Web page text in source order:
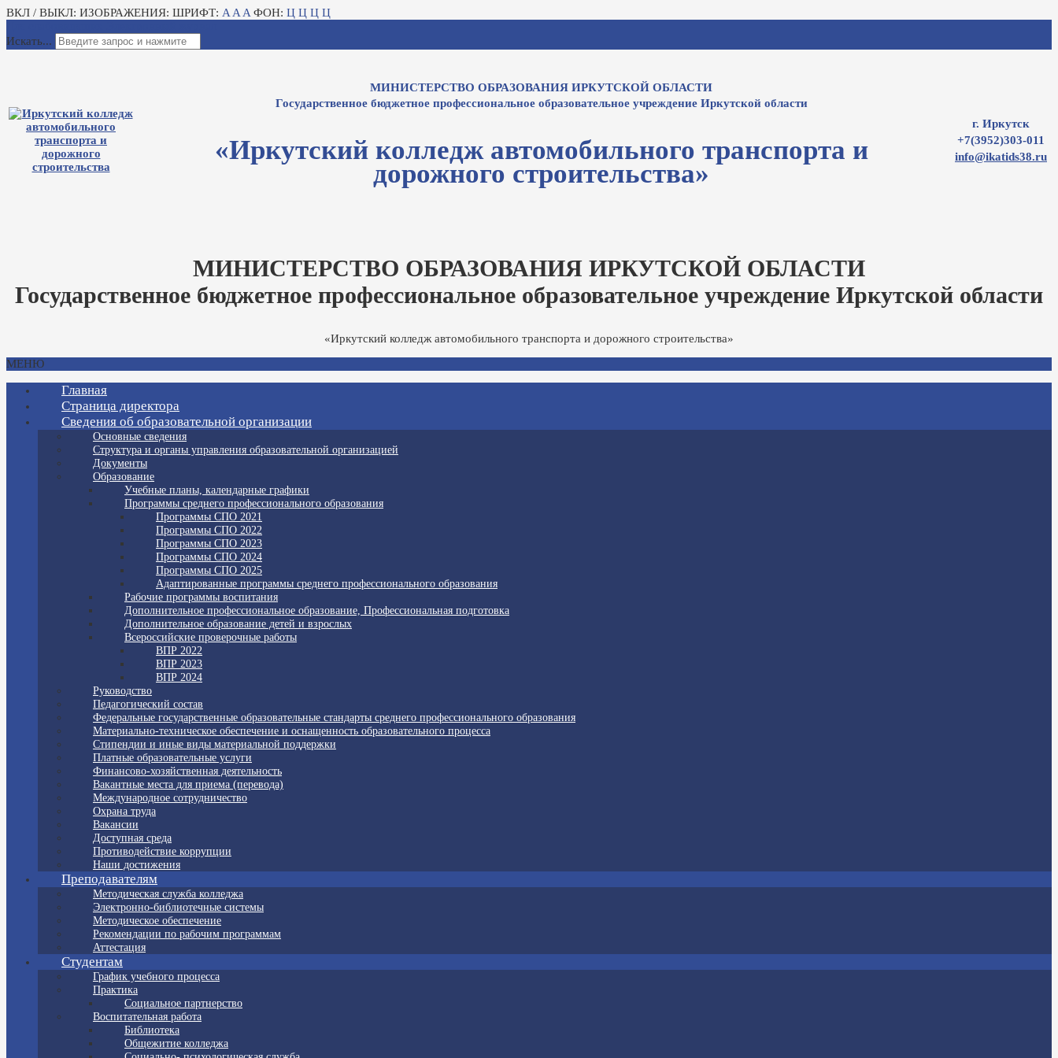
ВКЛ / ВЫКЛ: ИЗОБРАЖЕНИЯ: ШРИФТ: A A A ФОН: Ц Ц Ц Ц
Искать...
МИНИСТЕРСТВО ОБРАЗОВАНИЯ ИРКУТСКОЙ ОБЛАСТИ
Государственное бюджетное профессиональное образовательное учреждение Иркутской области
«Иркутский колледж автомобильного транспорта и
дорожного строительства»
г. Иркутск
+7(3952)303-011
info@ikatids38.ru
МИНИСТЕРСТВО ОБРАЗОВАНИЯ ИРКУТСКОЙ ОБЛАСТИ
Государственное бюджетное профессиональное образовательное учреждение Иркутской области
«Иркутский колледж автомобильного транспорта и дорожного строительства»
МЕНЮ
Главная
Страница директора
Сведения об образовательной организации
Основные сведения
Структура и органы управления образовательной организацией
Документы
Образование
Учебные планы, календарные графики
Программы среднего профессионального образования
Программы СПО 2021
Программы СПО 2022
Программы СПО 2023
Программы СПО 2024
Программы СПО 2025
Адаптированные программы среднего профессионального образования
Рабочие программы воспитания
Дополнительное профессиональное образование, Профессиональная подготовка
Дополнительное образование детей и взрослых
Всероссийские проверочные работы
ВПР 2022
ВПР 2023
ВПР 2024
Руководство
Педагогический состав
Федеральные государственные образовательные стандарты среднего профессионального образования
Материально-техническое обеспечение и оснащенность образовательного процесса
Стипендии и иные виды материальной поддержки
Платные образовательные услуги
Финансово-хозяйственная деятельность
Вакантные места для приема (перевода)
Международное сотрудничество
Охрана труда
Вакансии
Доступная среда
Противодействие коррупции
Наши достижения
Преподавателям
Методическая служба колледжа
Электронно-библиотечные системы
Методическое обеспечение
Рекомендации по рабочим программам
Аттестация
Студентам
График учебного процесса
Практика
Социальное партнерство
Воспитательная работа
Библиотека
Общежитие колледжа